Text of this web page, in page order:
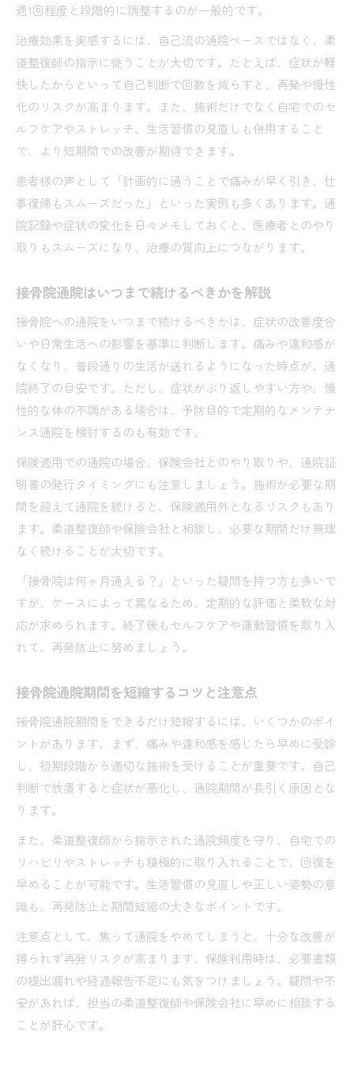
週1回程度と段階的に調整するのが一般的です。
治療効果を実感するには、自己流の通院ペースではなく、柔
道整復師の指示に従うことが大切です。たとえば、症状が軽
快したからといって自己判断で回数を減らすと、再発や慢性
化のリスクが高まります。また、施術だけでなく自宅でのセ
ルフケアやストレッチ、生活習慣の見直しも併用すること
で、より短期間での改善が期待できます。
患者様の声として「計画的に通うことで痛みが早く引き、仕
事復帰もスムーズだった」といった実例も多くあります。通
院記録や症状の変化を日々メモしておくと、医療者とのやり
取りもスムーズになり、治療の質向上につながります。
接骨院通院はいつまで続けるべきかを解説
接骨院への通院をいつまで続けるべきかは、症状の改善度合
いや日常生活への影響を基準に判断します。痛みや違和感が
なくなり、普段通りの生活が送れるようになった時点が、通
院終了の目安です。ただし、症状がぶり返しやすい方や、慢
性的な体の不調がある場合は、予防目的で定期的なメンテナ
ンス通院を検討するのも有効です。
保険適用での通院の場合、保険会社とのやり取りや、通院証
明書の発行タイミングにも注意しましょう。施術が必要な期
間を超えて通院を続けると、保険適用外となるリスクもあり
ます。柔道整復師や保険会社と相談し、必要な期間だけ無理
なく続けることが大切です。
「接骨院は何ヶ月通える？」といった疑問を持つ方も多いで
すが、ケースによって異なるため、定期的な評価と柔軟な対
応が求められます。終了後もセルフケアや運動習慣を取り入
れて、再発防止に努めましょう。
接骨院通院期間を短縮するコツと注意点
接骨院通院期間をできるだけ短縮するには、いくつかのポイ
ントがあります。まず、痛みや違和感を感じたら早めに受診
し、初期段階から適切な施術を受けることが重要です。自己
判断で放置すると症状が悪化し、通院期間が長引く原因とな
ります。
また、柔道整復師から指示された通院頻度を守り、自宅での
リハビリやストレッチも積極的に取り入れることで、回復を
早めることが可能です。生活習慣の見直しや正しい姿勢の意
識も、再発防止と期間短縮の大きなポイントです。
注意点として、焦って通院をやめてしまうと、十分な改善が
得られず再発リスクが高まります。保険利用時は、必要書類
の提出漏れや経過報告不足にも気をつけましょう。疑問や不
安があれば、担当の柔道整復師や保険会社に早めに相談する
ことが肝心です。